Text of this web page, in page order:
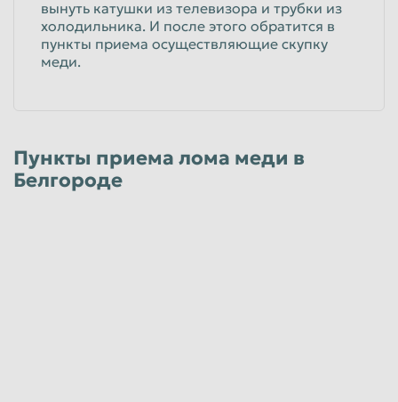
вынуть катушки из телевизора и трубки из
холодильника. И после этого обратится в
пункты приема осуществляющие скупку
меди.
Пункты приема лома меди в
Белгороде